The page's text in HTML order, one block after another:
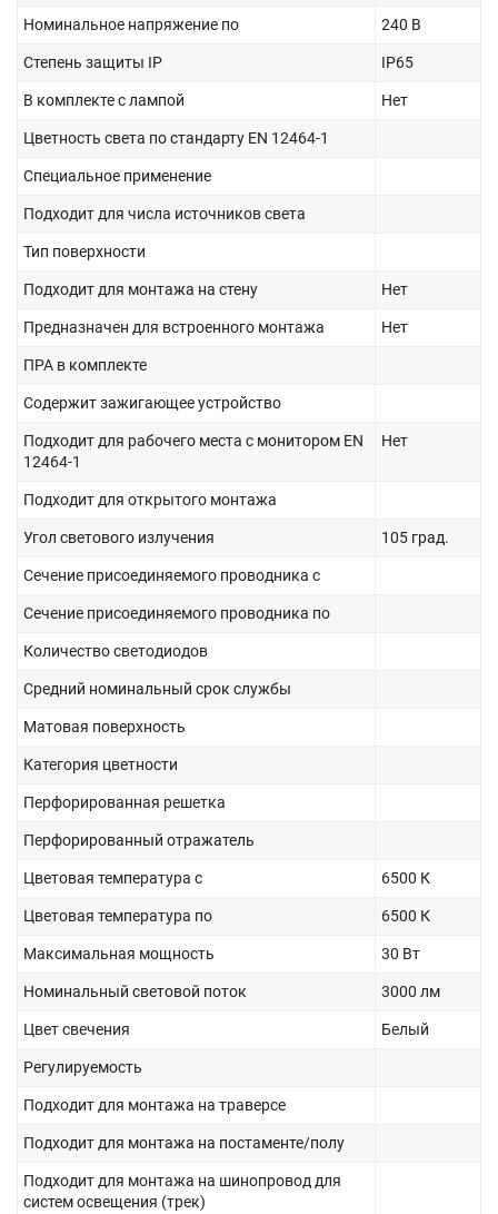
Номинальное напряжение по 240 В
Степень защиты IP IP65
В комплекте с лампой Нет
Цветность света по стандарту EN 12464-1
Специальное применение
Подходит для числа источников света
Тип поверхности
Подходит для монтажа на стену Нет
Предназначен для встроенного монтажа Нет
ПРА в комплекте
Содержит зажигающее устройство
Подходит для рабочего места с монитором EN
12464-1
Нет
Подходит для открытого монтажа
Угол светового излучения 105 град.
Сечение присоединяемого проводника с
Сечение присоединяемого проводника по
Количество светодиодов
Средний номинальный срок службы
Матовая поверхность
Категория цветности
Перфорированная решетка
Перфорированный отражатель
Цветовая температура с 6500 К
Цветовая температура по 6500 К
Максимальная мощность 30 Вт
Номинальный световой поток 3000 лм
Цвет свечения Белый
Регулируемость
Подходит для монтажа на траверсе
Подходит для монтажа на постаменте/полу
Подходит для монтажа на шинопровод для
систем освещения (трек)